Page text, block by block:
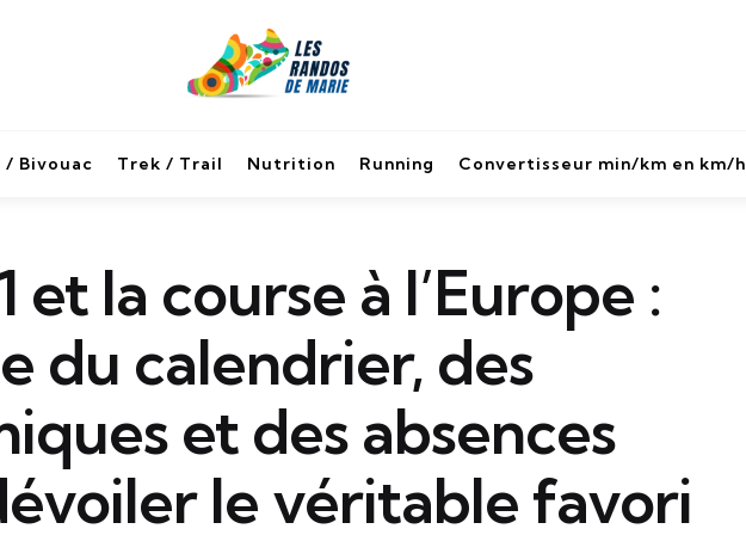
/ Bivouac Trek / Trail Nutrition Running Convertisseur min/km en km/h
et la course à l’Europe :
du calendrier, des
et des absences
le véritable favori